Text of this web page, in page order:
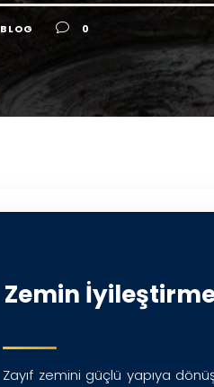
BLOG 0
Zemin
Zayıf zemini güçlü yapıya